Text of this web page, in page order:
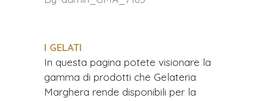
I GELATI
In questa pagina potete visionare la
gamma di prodotti che Gelateria
Marghera rende disponibili per la